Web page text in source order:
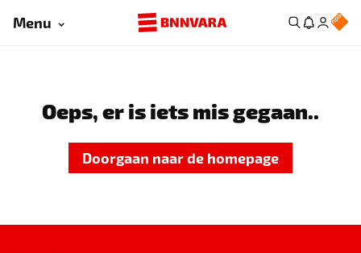
Menu
Oeps, er is iets mis gegaan..
Doorgaan naar de homepage